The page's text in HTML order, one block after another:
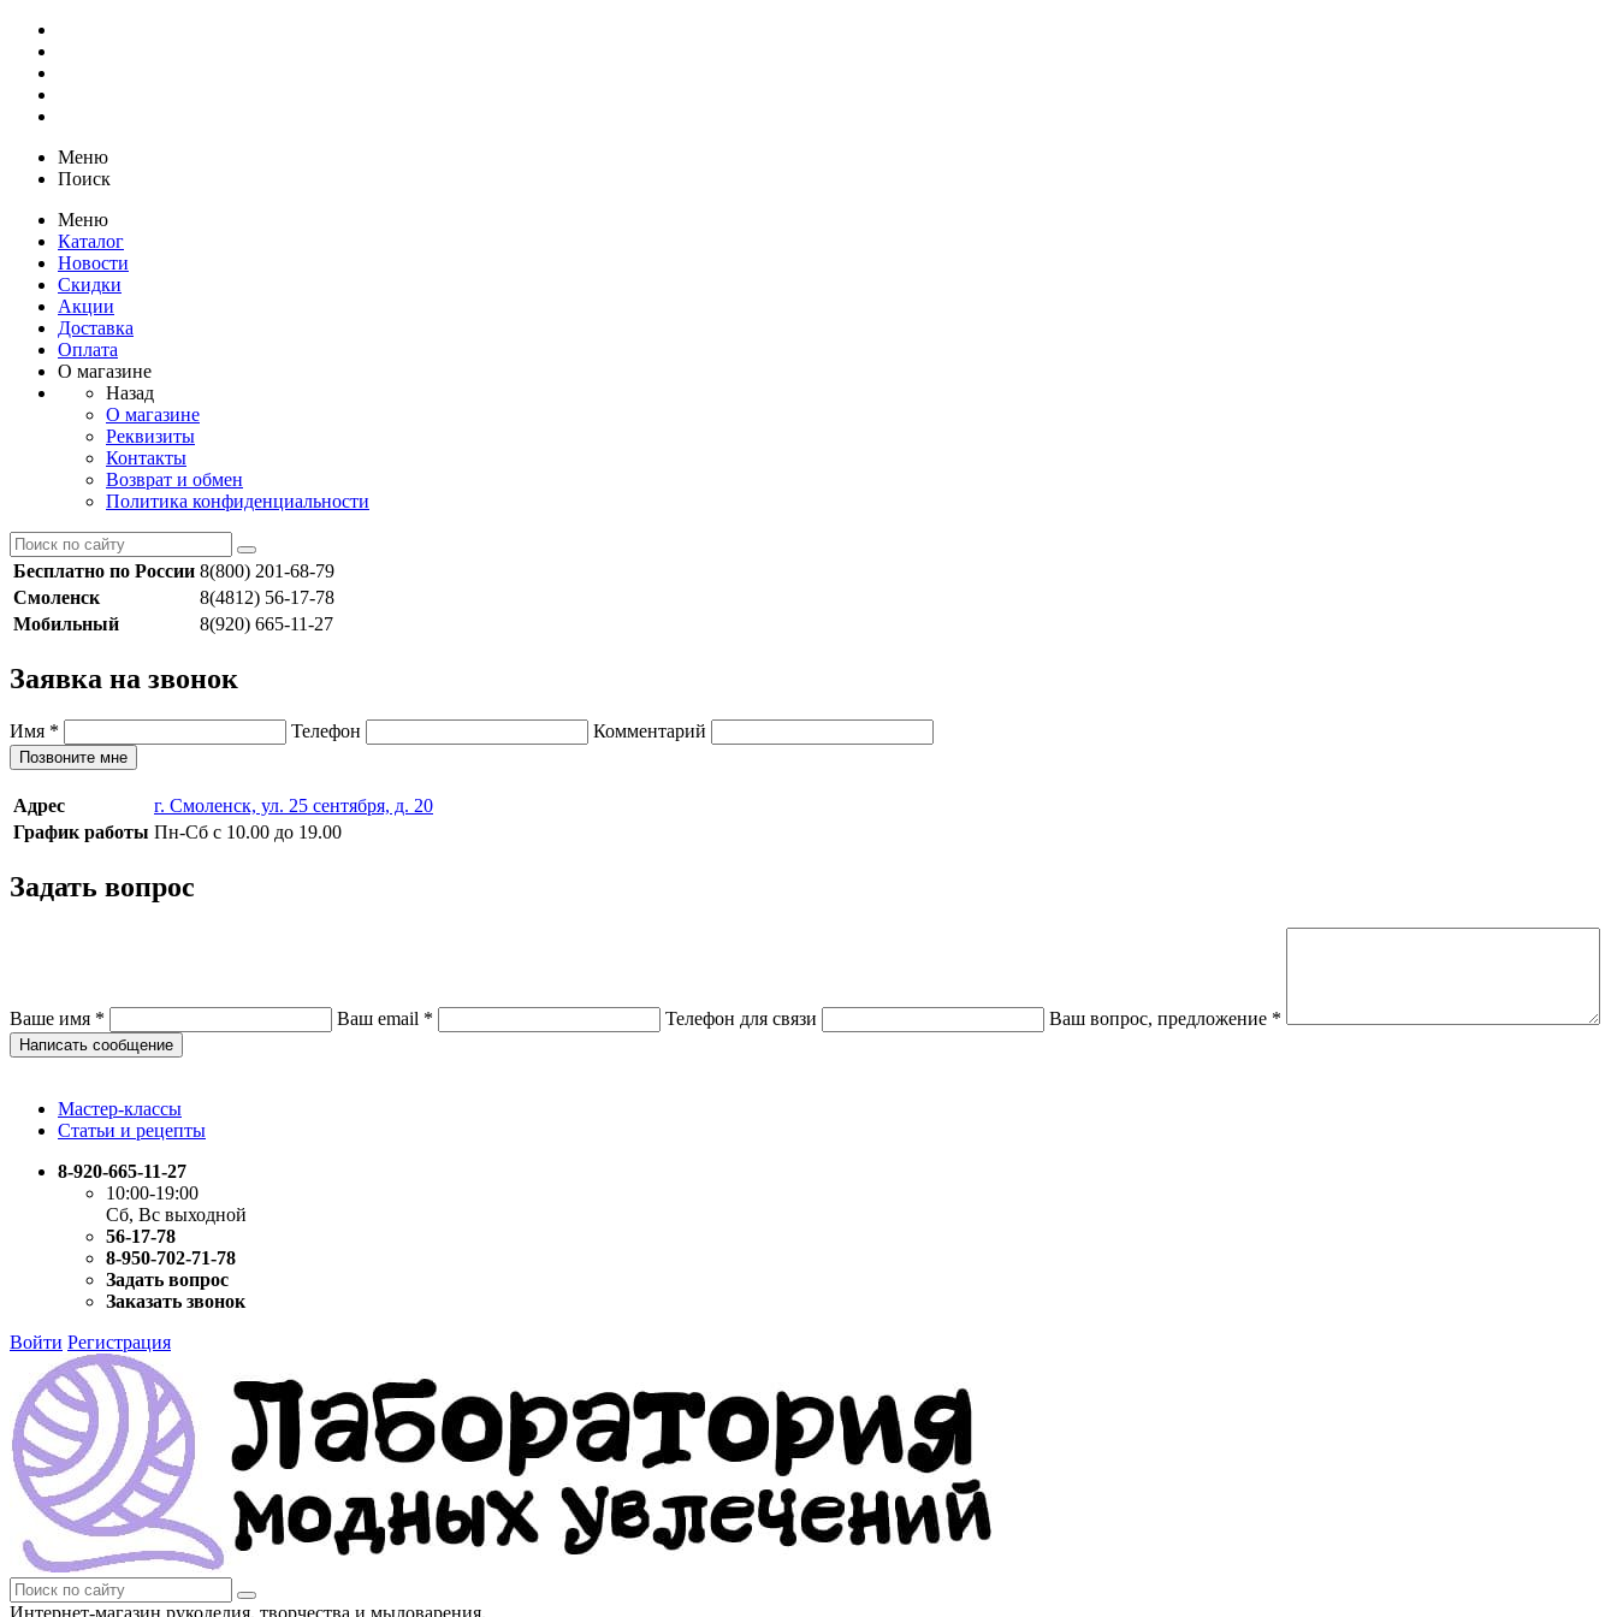
Меню
Поиск
Меню
Каталог
Новости
Скидки
Акции
Доставка
Оплата
О магазине
Назад
О магазине
Реквизиты
Контакты
Возврат и обмен
Политика конфиденциальности
Бесплатно по России 8(800) 201-68-79
Смоленск
8(4812) 56-17-78
Мобильный
8(920) 665-11-27
Заявка на звонок
Имя * Телефон Комментарий
Позвоните мне
Адрес
г. Смоленск, ул. 25 сентября, д. 20
График работы Пн-Сб с 10.00 до 19.00
Задать вопрос
Ваше имя * Ваш email * Телефон для связи Ваш вопрос, предложение *
Написать сообщение
Мастер-классы
Статьи и рецепты
8-920-665-11-27
10:00-19:00
Сб, Вс выходной
56-17-78
8-950-702-71-78
Задать вопрос
Заказать звонок
Войти Регистрация
Интернет-магазин рукоделия, творчества и мыловарения.